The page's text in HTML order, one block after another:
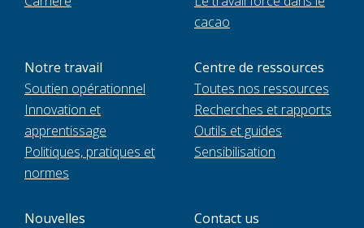
cacao
Notre travail
Soutien opérationnel
Innovation et
apprentissage
Politiques, pratiques et
normes
Centre de ressources
Toutes nos ressources
Recherches et rapports
Outils et guides
Sensibilisation
Nouvelles
Contact us